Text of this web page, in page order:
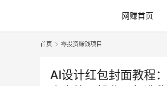
网赚首页
首页 零投资赚钱项目
AI设计红包封面教程